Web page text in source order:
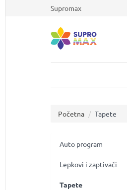
Supromax
Početna Tapete
Auto program
Lepkovi i zaptivači
Tapete